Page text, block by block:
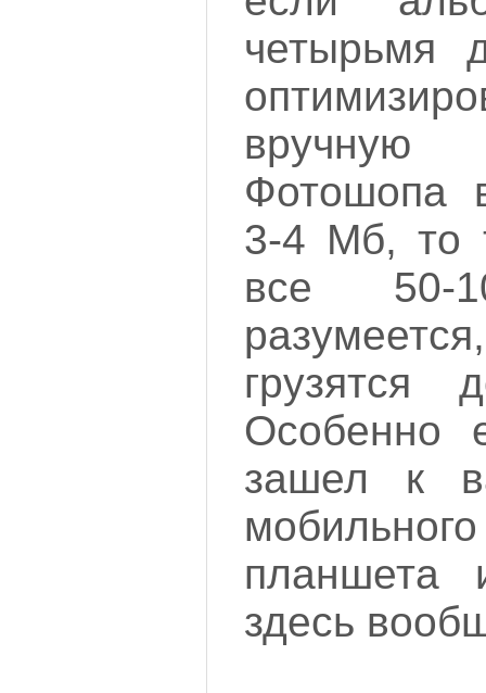
четырьмя
Фотошопа
3-4 Мб, то
все
грузятся
Особенно
зашел к
планшета
здесь